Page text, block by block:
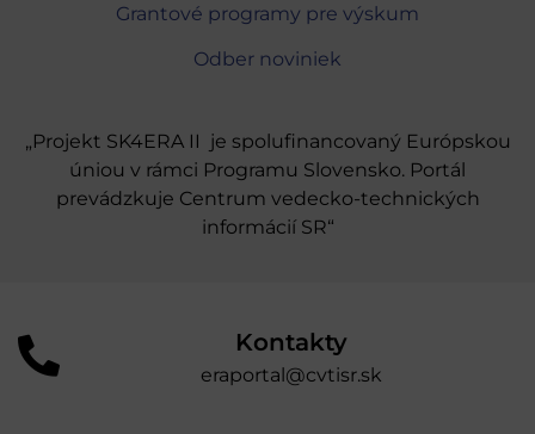
Grantové programy pre výskum
Odber noviniek
„Projekt SK4ERA II je spolufinancovaný Európskou
úniou v rámci Programu Slovensko. Portál
prevádzkuje Centrum vedecko-technických
informácií SR“
Kontakty
eraportal@cvtisr.sk